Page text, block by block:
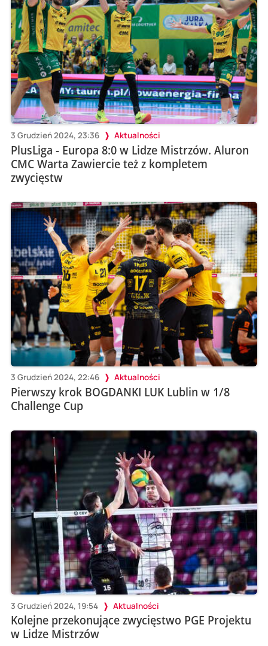
3 Grudzień 2024, 23:36 Aktualności
PlusLiga - Europa 8:0 w Lidze Mistrzów. Aluron
CMC Warta Zawiercie też z kompletem
zwycięstw
3 Grudzień 2024, 22:46 Aktualności
Pierwszy krok BOGDANKI LUK Lublin w 1/8
Challenge Cup
3 Grudzień 2024, 19:54 Aktualności
Kolejne przekonujące zwycięstwo PGE Projektu
w Lidze Mistrzów